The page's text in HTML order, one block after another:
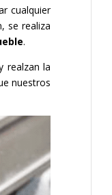
cualquier
se realiza
.
realzan la
nuestros